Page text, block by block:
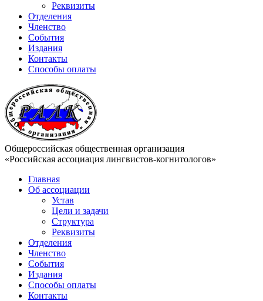
Реквизиты
Отделения
Членство
События
Издания
Контакты
Способы оплаты
Общероссийская общественная организация
«Российская ассоциация лингвистов-когнитологов»
Главная
Об ассоциации
Устав
Цели и задачи
Структура
Реквизиты
Отделения
Членство
События
Издания
Способы оплаты
Контакты